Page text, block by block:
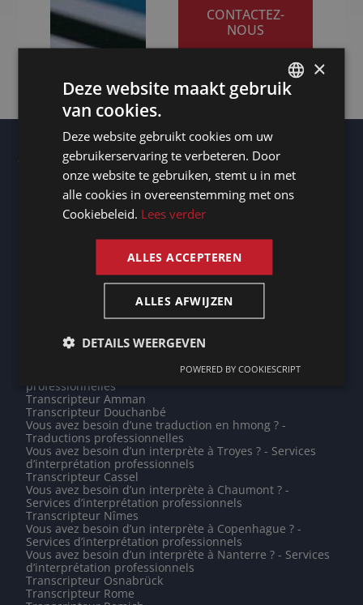
CONTACTEZ-
NOUS
Autres lieux
Transcripteur Toulon
Vous avez besoin d’une traduction en zoulou ? -
Traductions professionnelles
Vous avez besoin d’un interprète à Auxerre ? - Services
Transcripteur Suva
Transcripteur De Fryske Marren
professionnelles
Transcripteur Montaigu-Zichem
Vous avez besoin d’un interprète à Almere ? - Services
d’interprétation professionnels
Transcripteur Bréda
Vous avez besoin d’une traduction en lozi ? - Traductions
professionnelles
Transcripteur Amman
Transcripteur Douchanbé
Vous avez besoin d’une traduction en hmong ? -
Traductions professionnelles
Vous avez besoin d’un interprète à Troyes ? - Services
d’interprétation professionnels
Transcripteur Cassel
Vous avez besoin d’un interprète à Chaumont ? -
Services d’interprétation professionnels
Transcripteur Nîmes
Vous avez besoin d’un interprète à Copenhague ? -
Services d’interprétation professionnels
Vous avez besoin d’un interprète à Nanterre ? - Services
d’interprétation professionnels
Transcripteur Osnabrück
Transcripteur Rome
FRENCH
×
Deze website maakt gebruik
van cookies.
Deze website gebruikt cookies om uw
gebruikerservaring te verbeteren. Door
onze website te gebruiken, stemt u in met
alle cookies in overeenstemming met ons
Cookiebeleid. Lees verder
ALLES ACCEPTEREN
ALLES AFWIJZEN
DETAILS WEERGEVEN
POWERED BY COOKIESCRIPT